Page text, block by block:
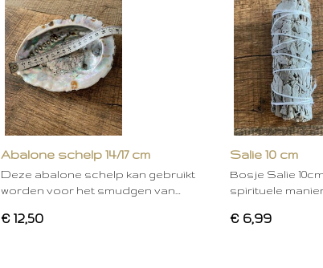
Abalone schelp 14/17 cm
Deze abalone schelp kan gebruikt
worden voor het smudgen van…
€ 12,50
Salie 10 cm
Bosje Salie
spirituele manier
€ 6,99